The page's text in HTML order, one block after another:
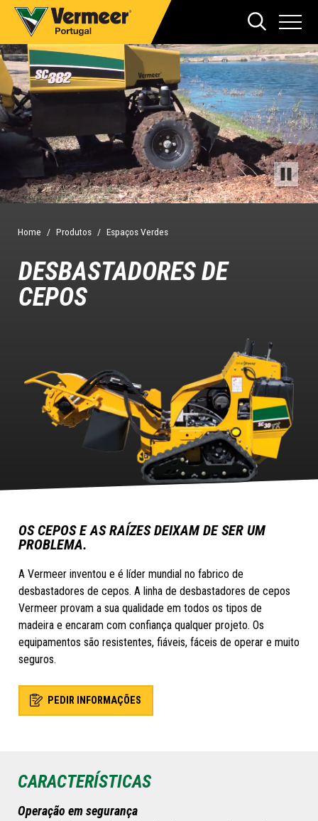
Home Produtos Espaços Verdes
DESBASTADORES DE
CEPOS
OS CEPOS E AS RAÍZES DEIXAM DE SER UM
PROBLEMA.
A Vermeer inventou e é líder mundial no fabrico de
desbastadores de cepos. A linha de desbastadores de cepos
Vermeer provam a sua qualidade em todos os tipos de
madeira e encaram com confiança qualquer projeto. Os
equipamentos são resistentes, fiáveis, fáceis de operar e muito
seguros.
PEDIR INFORMAÇÕES
CARACTERÍSTICAS
Operação em segurança